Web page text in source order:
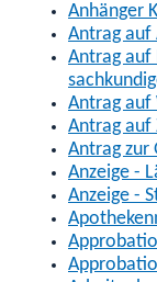
Anhänger
Antrag auf
Antrag auf
Antrag auf
Antrag auf
Antrag zur
Anzeige -
Anzeige -